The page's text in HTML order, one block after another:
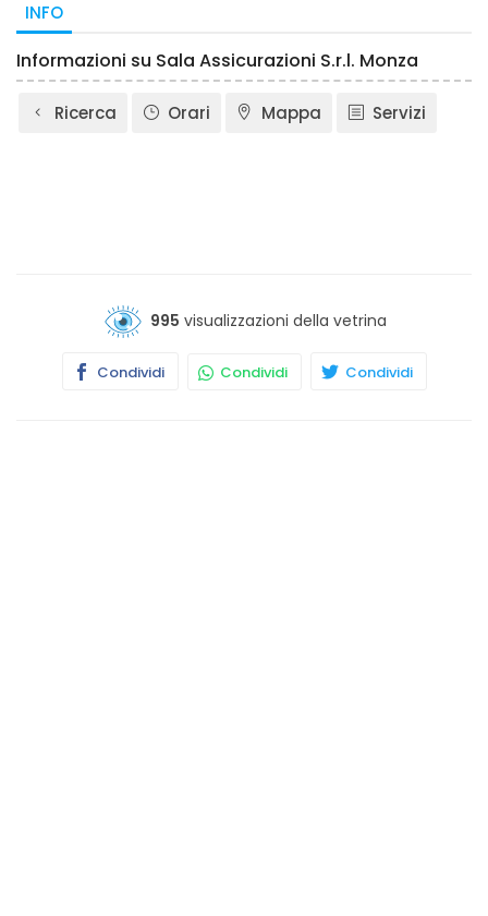
INFO
Informazioni su Sala Assicurazioni S.r.l. Monza
Ricerca Orari Mappa Servizi
995 visualizzazioni della vetrina
Condividi Condividi Condividi